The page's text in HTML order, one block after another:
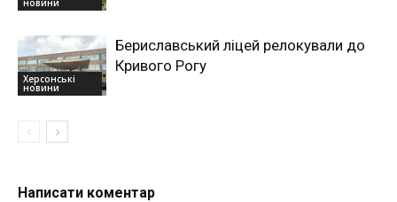
новини
Херсонські
новини
Бериславський ліцей релокували до
Кривого Рогу
Написати коментар